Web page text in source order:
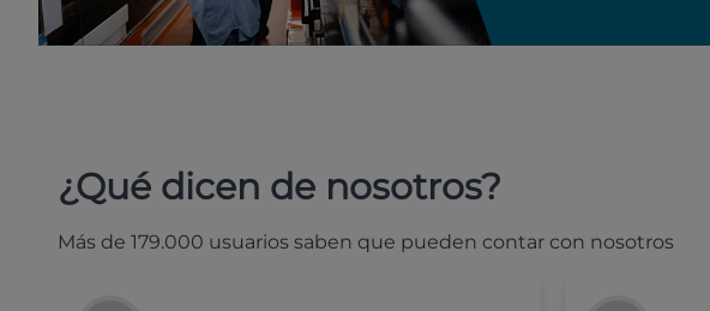
¿Qué dicen de nosotros?
Más de 179.000 usuarios saben que pueden contar con nosotros